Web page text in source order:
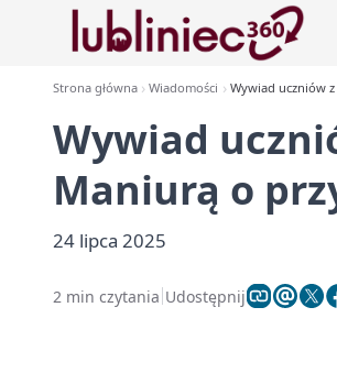
Strona główna Wiadomości Wywiad uczniów
Wywiad
Maniurą o
24 lipca 2025
2 min czytania Udostępnij